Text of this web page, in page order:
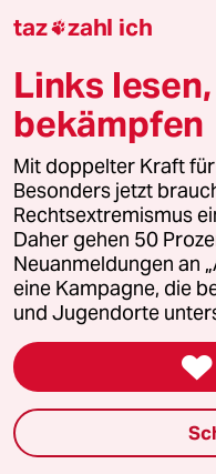
hängt
die
hält das
das
eher nicht
denn in
Grauen
wieder
A
07.08.2025,
taz zahl ich
Links
bekämpfen
Mit doppelter Kraft
Besonders jetzt
Rechtsextremismus
Daher gehen 50
Neuanmeldungen an
eine Kampagne, die
und Jugendorte
